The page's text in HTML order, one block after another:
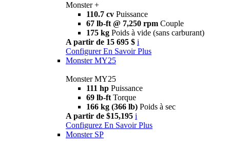
Monster +
110.7 cv Puissance
67 lb-ft @ 7,250 rpm Couple
175 kg Poids à vide (sans carburant)
A partir de 15 695 $ i
Configurer En Savoir Plus
Monster MY25
Monster MY25
111 hp Puissance
69 lb-ft Torque
166 kg (366 lb) Poids à sec
A partir de $15,195 i
Configurez En Savoir Plus
Monster SP